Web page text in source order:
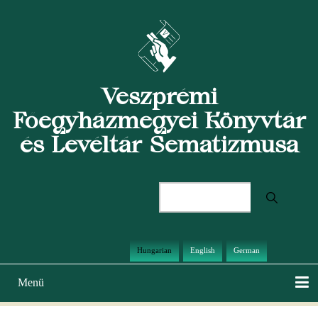
Veszprémi
Főegyházmegyei Könyvtár
és Levéltár Sematizmusa
Hungarian English German
Main
navigation
Menü